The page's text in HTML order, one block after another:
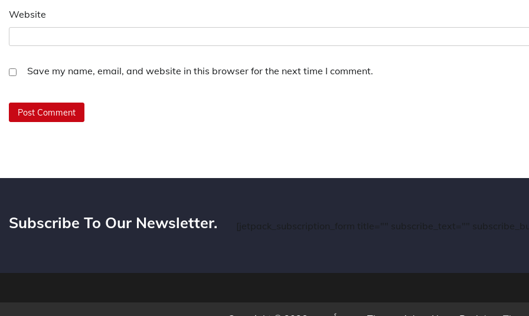
Website
Save my name, email, and website in this browser for the next time I comment.
Subscribe To Our Newsletter. [jetpack_subscription_form title="" subscribe_text=""